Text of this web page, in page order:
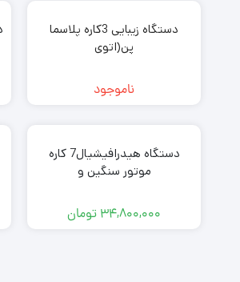
دستگاه زیبایی 3کاره پلاسما
پن(اتوی
ناموجود
دستگاه هیدرافیشیال7 کاره
موتور سنگین و
یکسال گارانتی7-in-1
hydrofacial device
34,800,000 تومان